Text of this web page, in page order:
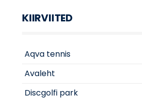
KIIRVIITED
Aqva tennis
Avaleht
Discgolfi park